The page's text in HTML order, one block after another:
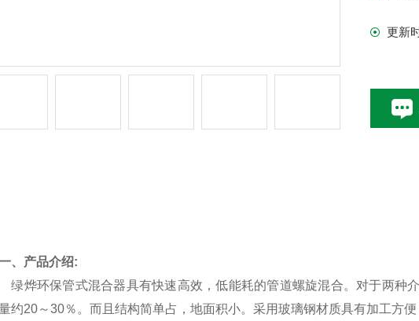
更新
、产品介绍:
绿烨环保管式混合器具有快速高效，低能耗的管道螺旋混合。对于两种
约20～30％。而且结构简单占，地面积小。采用玻璃钢材质具有加工方便